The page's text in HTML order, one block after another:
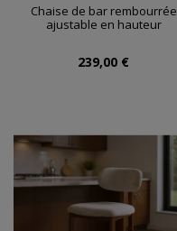
Chaise de bar rembourrée
ajustable en hauteur
239,00 €